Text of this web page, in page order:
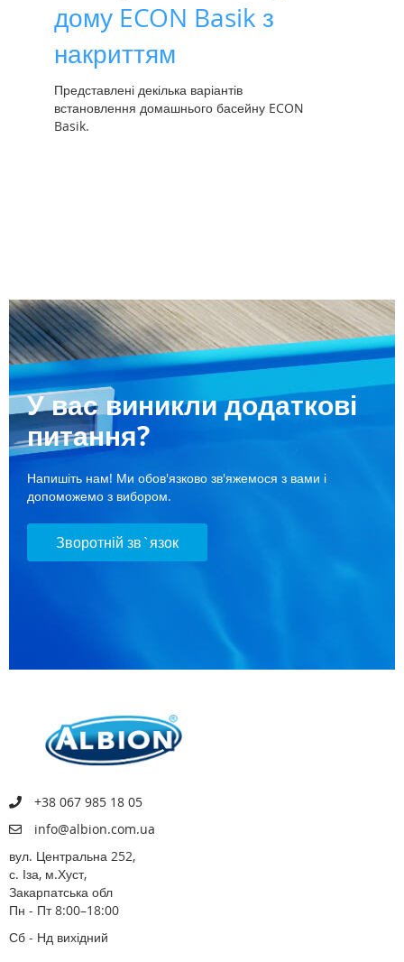
дому ECON Basik з
накриттям
Представлені декілька варіантів
встановлення домашнього басейну ECON
Basik.
У вас виникли додаткові
питання?
Напишіть нам! Ми обов'язково зв'яжемося з вами і
допоможемо з вибором.
Зворотній зв`язок
+38 067 985 18 05
info@albion.com.ua
вул. Центральна 252,
с. Іза, м.Хуст,
Закарпатська обл
Пн - Пт 8:00–18:00
Сб - Нд вихідний